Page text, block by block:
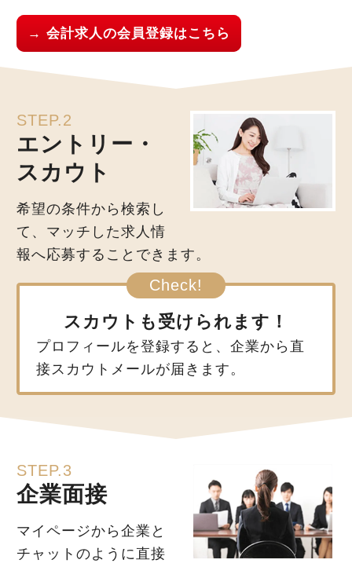
→ 会計求人の会員登録はこちら
STEP.2
エントリー・
スカウト
希望の条件から検索し
て、マッチした求人情
報へ応募することできます。
スカウトも受けられます！
プロフィールを登録すると、企業から直
接スカウトメールが届きます。
STEP.3
企業面接
マイページから企業と
チャットのように直接